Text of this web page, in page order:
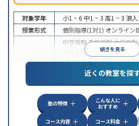
続きを見る
対象学年 小1 ~ 6 中1 ~ 3 高1 ~ 3 浪
授業形式
個別指導(1対1) オンライン
中学受験高校受験大学受験
テスト対策
内申点対策 学
(旧AO)対策推薦入試対策
私大対策共通テスト対
特徴
中高一貫校生に対応授業の
オンライン対応 1科目か
みの受講可
自習室あり
近くの教室を探
塾の特徴
こんな人に
おすすめ
コース内容
コース料金